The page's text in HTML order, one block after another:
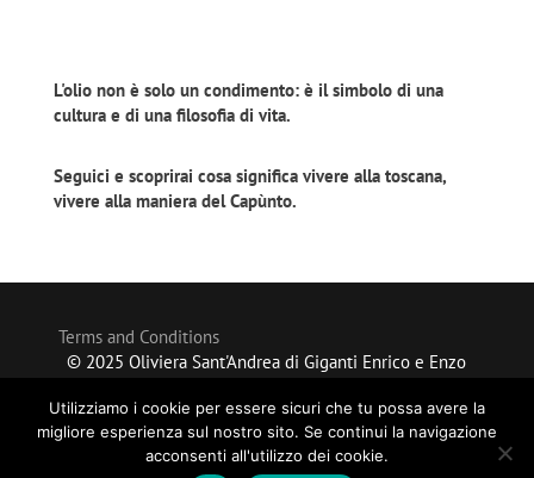
L'olio non è solo un condimento: è il simbolo di una
cultura e di una filosofia di vita.
Seguici e scoprirai cosa significa vivere alla toscana,
vivere alla maniera del Capùnto.
Terms and Conditions
© 2025 Oliviera Sant'Andrea di Giganti Enrico e Enzo
Rapolano SIENA
MG Group Italia
Utilizziamo i cookie per essere sicuri che tu possa avere la
migliore esperienza sul nostro sito. Se continui la navigazione
acconsenti all'utilizzo dei cookie.